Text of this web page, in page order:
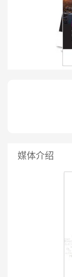
媒体介绍